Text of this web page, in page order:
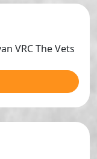
VRC The Vets